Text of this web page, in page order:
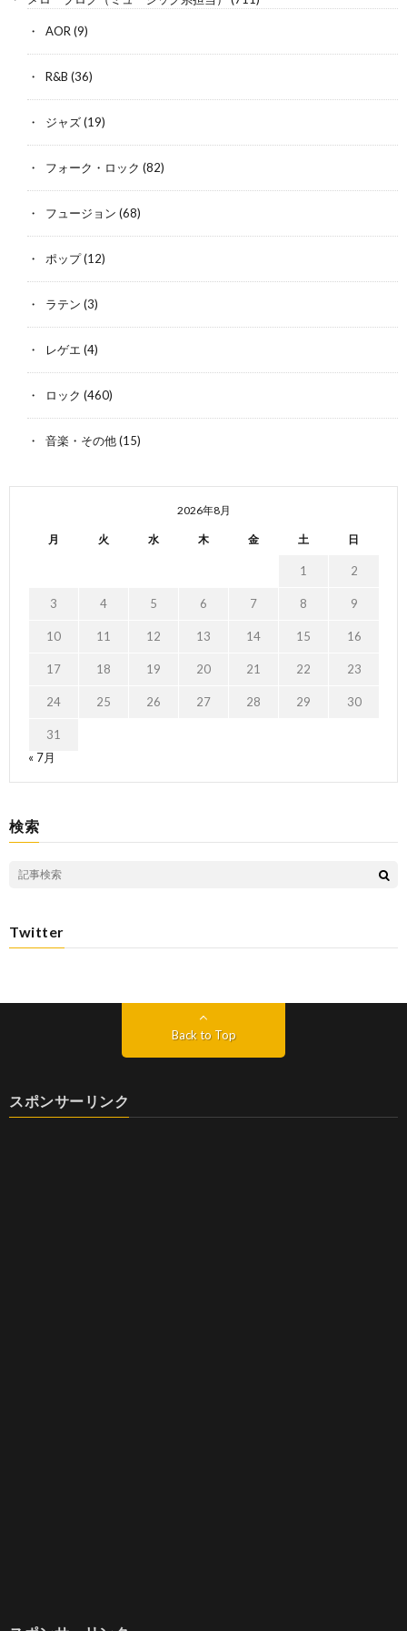
AOR (9)
R&B (36)
ジャズ(19)
フォーク・ロック (82)
フュージョン (68)
ポップ(12)
ラテン (3)
レゲエ (4)
ロック (460)
音楽・その他(15)
2026年8月
月 火 水 木 金 土 日
1 2
3 4 5 6 7 8 9
10 11 12 13 14 15 16
17 18 19 20 21 22 23
24 25 26 27 28 29 30
31
« 7月
検索
Twitter
Back to Top
スポンサーリンク